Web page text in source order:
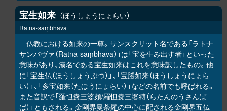
宝生如来 ほうしょうにょらい
Ratna-saṃbhava
仏教における如来の一尊。サンスクリット名である「ラトナ
サンバヴァ（Ratna-saṃbhava）」は「宝を生み出す者」といった
意味があり、漢名である宝生如来はこれを意味訳したもの。他
に「宝生仏（ほうしょうぶつ）」、「宝勝如来（ほうしょうにょら
い）」、「多宝如来（たほうにょらい）」などの名前でも呼ばれる。
また音訳で「羅怛嚢三婆頗/羅怛嚢三婆縛（らたんのうさんば
ば）」ともされる。 金剛界曼荼羅の中心に配される金剛界五仏